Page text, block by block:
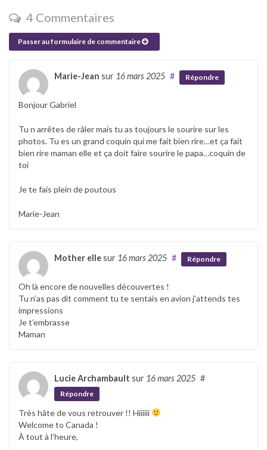
4 Commentaires
Passer au formulaire de commentaire
Marie-Jean sur 16 mars 2025 # Répondre
Bonjour Gabriel
Tu n arrêtes de râler mais tu as toujours le sourire sur les
photos. Tu es un grand coquin qui me fait bien rire…et ça fait
bien rire maman elle et ça doit faire sourire le papa…coquin de
toi
Je te fais plein de poutous
Marie-Jean
Mother ellesur 16 mars 2025 # Répondre
Oh là encore de nouvelles découvertes !
Tu n’as pas dit comment tu te sentais en avion j’attends tes
impressions
Je t’embrasse
Maman
Lucie Archambault sur 16 mars 2025 #
Répondre
Très hâte de vous retrouver !! Hiiiiii
Welcome to Canada !
À tout à l’heure,